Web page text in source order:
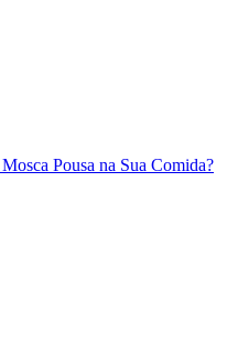
Pousa na Sua Comida?